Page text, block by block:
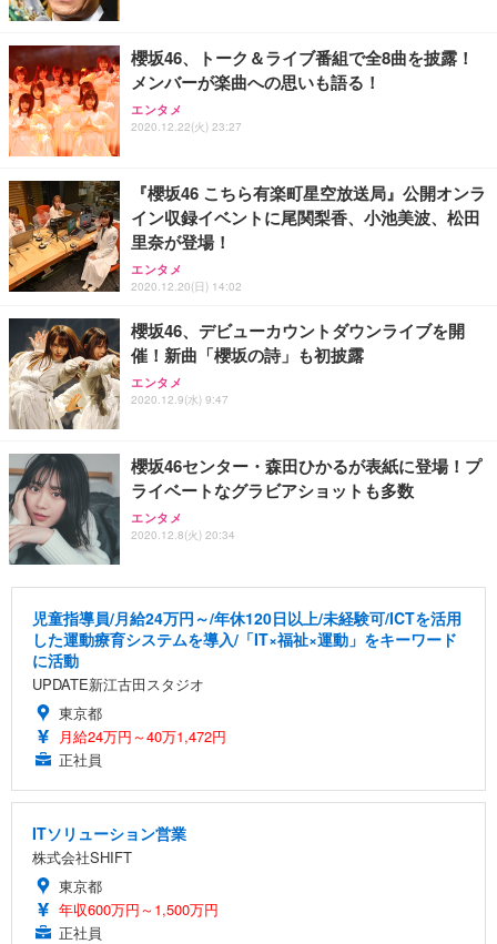
櫻坂46、トーク＆ライブ番組で全8曲を披露！
メンバーが楽曲への思いも語る！
エンタメ
2020.12.22(火) 23:27
『櫻坂46 こちら有楽町星空放送局』公開オンラ
イン収録イベントに尾関梨香、小池美波、松田
里奈が登場！
エンタメ
2020.12.20(日) 14:02
櫻坂46、デビューカウントダウンライブを開
催！新曲「櫻坂の詩」も初披露
エンタメ
2020.12.9(水) 9:47
櫻坂46センター・森田ひかるが表紙に登場！プ
ライベートなグラビアショットも多数
エンタメ
2020.12.8(火) 20:34
児童指導員/月給24万円～/年休120日以上/未経験可/ICTを活用
した運動療育システムを導入/「IT×福祉×運動」をキーワード
に活動
UPDATE新江古田スタジオ
東京都
月給24万円～40万1,472円
正社員
ITソリューション営業
株式会社SHIFT
東京都
年収600万円～1,500万円
正社員